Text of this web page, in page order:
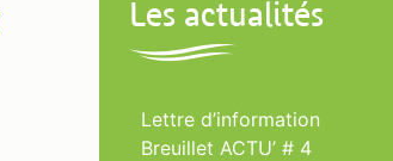
Les actualités
Lettre d’information
Breuillet ACTU’ # 4